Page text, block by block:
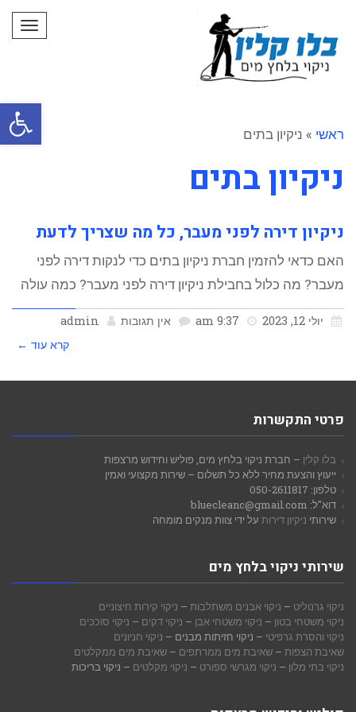
פתח
ראשי » ניקיון בתים
ניקיון בתים
ניקיון דירה לפני מעבר, כל מה שצריך לדעת
האם כדאי להזמין חברת ניקיון בתים כדי לנקות דירה לפני
מעבר? מה כלול בחבילת ניקיון דירה לפני מעבר? כמה עולה
יולי 12, 2023 אין תגובות
admin
קרא עוד ←
פרטי התקשרות
בלו קלין – חברת ניקוי בלחץ מים, פוליש וחידוש מרצפות
ייעוץ והצעת מחיר ללא כל תשלום – שירות מקצועי ואמין
טלפון: 050-2611817
דוא"ל: bluecleanc@gmail.com
שירותי ניקיון דירות על ידי צוות מנקים מומחה
שירותי ניקוי בלחץ מים
ניקוי גרנוליט – ניקוי אבנים משתלבות – ניקוי קירות חיצוניים
ניקוי משטחי בטון – ניקוי משטחי אבן – ניקוי דקים – ניקוי סוככים
ניקוי והסרת גרפיטי – ניקוי חזיתות מבנים – ניקוי חניונים
שאיבת הצפות – שאיבת מים ממרתפים – שאיבת מים ממקלטים
ניקוי בתי מלון – ניקוי מגרשי ספורט – ניקוי מקלטים – ניקוי בריכות